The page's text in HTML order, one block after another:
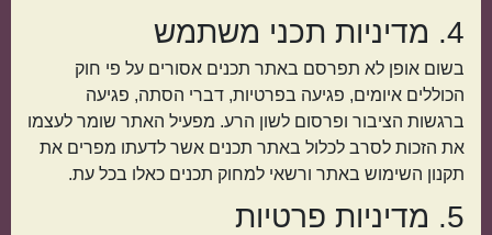
4. מדיניות תכני משתמש
בשום אופן לא תפרסם באתר תכנים אסורים על פי חוק
הכוללים איומים, פגיעה בפרטיות, דברי הסתה, פגיעה
ברגשות הציבור ופרסום לשון הרע. מפעיל האתר שומר לעצמו
את הזכות לסרב לכלול באתר תכנים אשר לדעתו מפרים את
תקנון השימוש באתר ורשאי למחוק תכנים כאלו בכל עת.
5. מדיניות פרטיות